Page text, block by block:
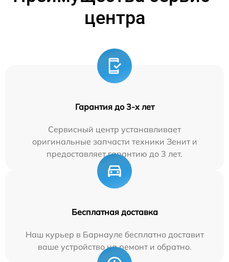
центра
Гарантия до 3-х лет
Сервисный центр устанавливает
оригинальные запчасти техники Зенит и
предоставляет гарантию до 3 лет.
Бесплатная доставка
Наш курьер в Барнауле бесплатно доставит
ваше устройство на ремонт и обратно.